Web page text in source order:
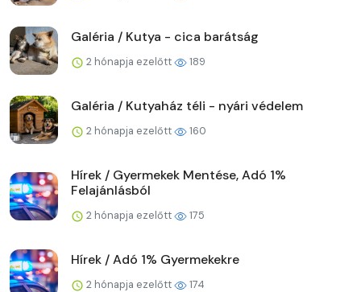
Galéria / Kutya - cica barátság
2 hónapja ezelőtt 189
Galéria / Kutyaház téli - nyári védelem
2 hónapja ezelőtt 160
Hírek / Gyermekek Mentése, Adó 1%
Felajánlásból
2 hónapja ezelőtt 175
Hírek / Adó 1% Gyermekekre
2 hónapja ezelőtt 174